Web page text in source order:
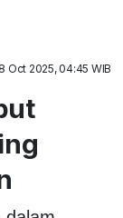
Oct 2025, 04:45 WIB